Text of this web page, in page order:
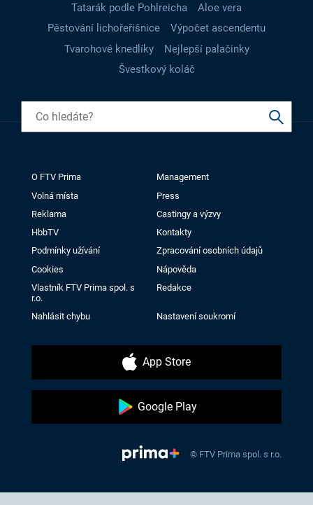
Tatarák podle Pohlreicha
Aloe vera
Pěstování lichořeřišnice
Výpočet ascendentu
Tvarohové knedlíky
Nejlepší palačinky
Švestkový koláč
O FTV Prima
Management
Volná místa
Press
Reklama
Castingy a výzvy
HbbTV
Kontakty
Podmínky užívání
Zpracování osobních údajů
Cookies
Nápověda
Vlastník FTV Prima spol. s
r.o.
Redakce
Nahlásit chybu Nastavení soukromí
App Store
Google Play
© FTV Prima spol. s r.o.